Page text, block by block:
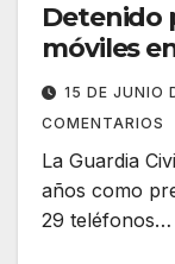
Detenido
móviles
15 DE JUNIO
COMENTARIOS
La Guardia
años como
29 teléfonos…